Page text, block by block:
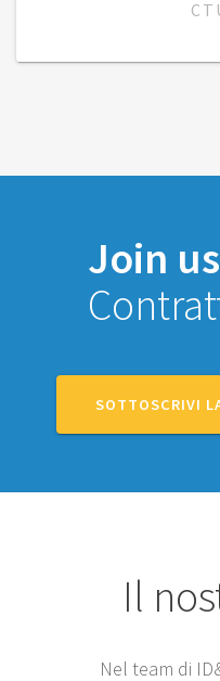
Join
SOTTOSCRIVI
Il
Nel team di